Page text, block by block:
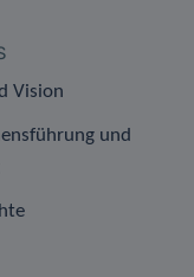
Vision
und